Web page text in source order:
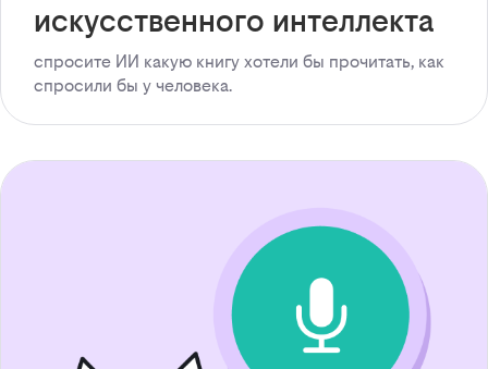
искусственного интеллекта
спросите ИИ какую книгу хотели бы прочитать, как
спросили бы у человека.